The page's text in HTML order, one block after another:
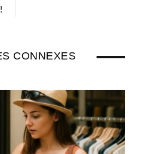
CONNEXES